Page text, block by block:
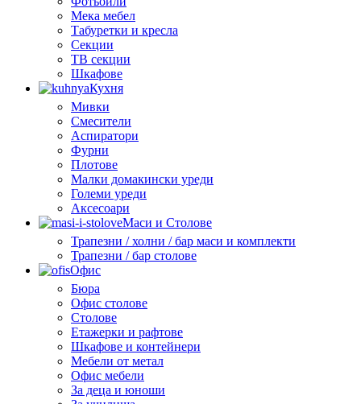
Мека мебел
Табуретки и кресла
Секции
ТВ секции
Шкафове
Кухня
Мивки
Смесители
Аспиратори
Фурни
Плотове
Малки домакински уреди
Големи уреди
Аксесоари
Маси и Столове
Трапезни / холни / бар маси и комплекти
Трапезни / бар столове
Офис
Бюра
Офис столове
Столове
Етажерки и рафтове
Шкафове и контейнери
Мебели от метал
Офис мебели
За деца и юноши